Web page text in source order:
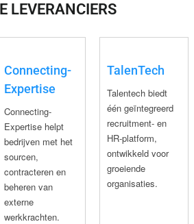
LEVERANCIERS
Connecting-
Expertise
Connecting-
Expertise helpt
bedrijven met het
sourcen,
contracteren en
beheren van
externe
werkkrachten.
TalenTech
Talentech biedt
één geïntegreerd
recruitment- en
HR-platform,
ontwikkeld voor
groeiende
organisaties.